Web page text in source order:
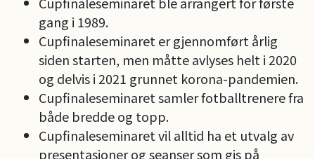
gang i 1989.
Cupfinaleseminaret er gjennomført årlig
siden starten, men måtte avlyses helt i 2020
og delvis i 2021 grunnet korona-pandemien.
Cupfinaleseminaret samler fotballtrenere fra
både bredde og topp.
Cupfinaleseminaret vil alltid ha et utvalg av
presentasjoner og seanser som gis på